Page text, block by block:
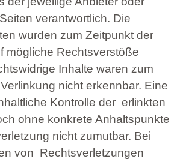
verantwortlich. Die
wurden zum Zeitpunkt der
mögliche Rechtsverstöße
Inhalte waren zum
nicht erkennbar. Eine
Kontrolle der erlinkten
ohne konkrete Anhaltspunkte
nicht zumutbar. Bei
von Rechtsverletzungen